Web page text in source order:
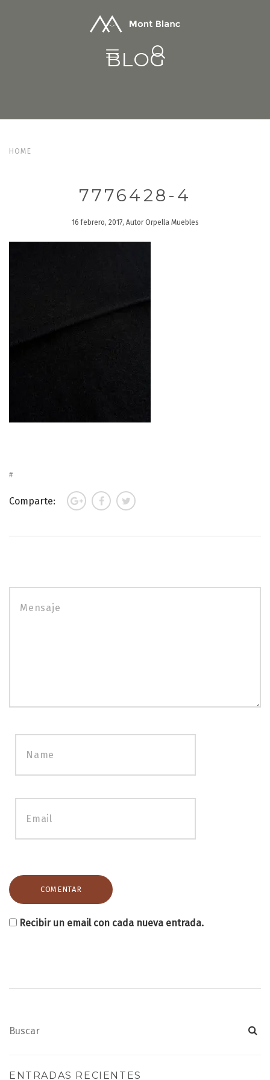
BLOG
HOME
7776428-4
16 febrero, 2017, Autor Orpella Muebles
Comparte:
Recibir un email con cada nueva entrada.
ENTRADAS RECIENTES